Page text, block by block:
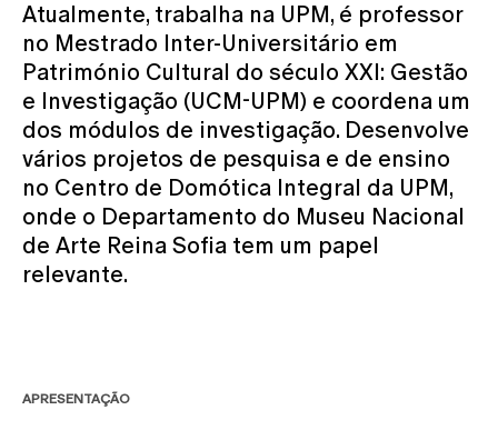
APRESENTAÇÃO
Atualmente, trabalha na UPM, é professor
no Mestrado Inter-Universitário em
Património Cultural do século XXI: Gestão
e Investigação (UCM-UPM) e coordena um
dos módulos de investigação. Desenvolve
vários projetos de pesquisa e de ensino
no Centro de Domótica Integral da UPM,
onde o Departamento do Museu Nacional
de Arte Reina Sofia tem um papel
relevante.